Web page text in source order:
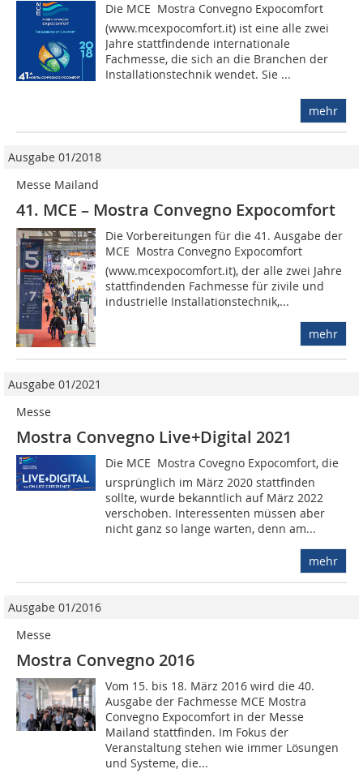
Die MCE  Mostra Convegno Expocomfort
(www.mcexpocomfort.it) ist eine alle zwei
Jahre stattfindende internatio­nale
Fachmesse, die sich an die Branchen der
Installationstechnik wendet. Sie ...
mehr
Ausgabe 01/2018
Messe Mailand
41. MCE – Mostra Convegno Expocomfort
Die Vorbereitungen für die 41. Ausgabe der
MCE  Mostra Convegno Expocomfort
(www.mcexpocomfort.it), der alle zwei Jahre
stattfindenden Fachmesse für zivile und
indus­trielle Installationstechnik,...
mehr
Ausgabe 01/2021
Messe
Mostra Convegno Live+Digital 2021
Die MCE  Mostra Covegno Expocomfort, die
ursprünglich im März 2020 stattfinden
sollte, wurde bekanntlich auf März 2022
verschoben. Interessenten müssen aber
nicht ganz so lange warten, denn am...
mehr
Ausgabe 01/2016
Messe
Mostra Convegno 2016
Vom 15. bis 18. März 2016 wird die 40.
Ausgabe der Fachmesse MCE Mostra
Convegno Expocomfort in der Messe
Mailand stattfinden. Im Fokus der
Veranstaltung stehen wie immer Lösungen
und Systeme, die...